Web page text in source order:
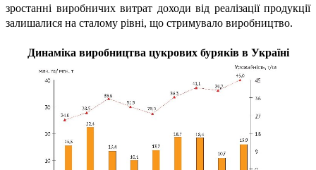
зростанні виробничих витрат доходи від реалізації продукції
залишалися на сталому рівні, що стримувало виробництво.
Динаміка виробництва цукрових буряків в Україні